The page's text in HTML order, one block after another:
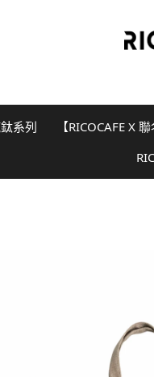
系列 【RICOCAFE X